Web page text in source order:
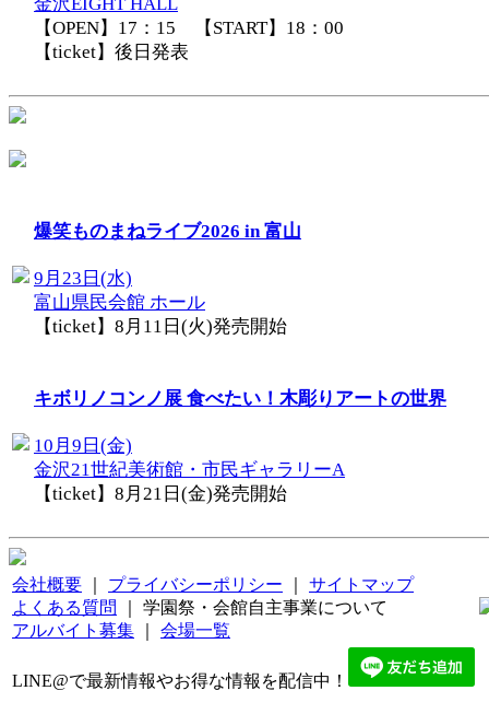
【OPEN】17：15 【START】18：00
【ticket】後日発表
爆笑ものまねライブ2026 in 富山
9月23日(水)
富山県民会館 ホール
【ticket】8月11日(火)発売開始
キボリノコンノ展 食べたい！木彫りアートの世界
10月9日(金)
金沢21世紀美術館・市民ギャラリーA
【ticket】8月21日(金)発売開始
会社概要 プライバシーポリシー
サイトマップ
よくある質問
｜ 学園祭・会館自主事業について
アルバイト募集
会場一覧
LINE@で最新情報やお得な情報を配信中！